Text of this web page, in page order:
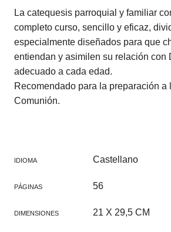
La catequesis parroquial y familiar
completo curso, sencillo y eficaz,
especialmente diseñados para que
entiendan y asimilen su relación con
adecuado a cada edad.
Recomendado para la preparación a
Comunión.
IDIOMA Castellano
PÁGINAS 56
DIMENSIONES 21 X 29,5 CM